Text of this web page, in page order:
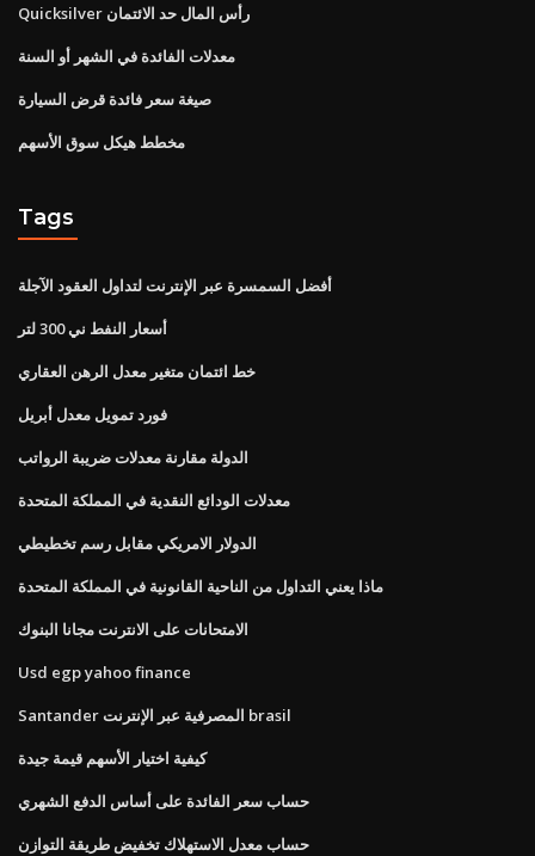
Quicksilver رأس المال حد الائتمان
معدلات الفائدة في الشهر أو السنة
صيغة سعر فائدة قرض السيارة
مخطط هيكل سوق الأسهم
Tags
أفضل السمسرة عبر الإنترنت لتداول العقود الآجلة
أسعار النفط ني 300 لتر
خط ائتمان متغير معدل الرهن العقاري
فورد تمويل معدل أبريل
الدولة مقارنة معدلات ضريبة الرواتب
معدلات الودائع النقدية في المملكة المتحدة
الدولار الامريكي مقابل رسم تخطيطي
ماذا يعني التداول من الناحية القانونية في المملكة المتحدة
الامتحانات على الانترنت مجانا البنوك
Usd egp yahoo finance
Santander المصرفية عبر الإنترنت brasil
كيفية اختيار الأسهم قيمة جيدة
حساب سعر الفائدة على أساس الدفع الشهري
حساب معدل الاستهلاك تخفيض طريقة التوازن